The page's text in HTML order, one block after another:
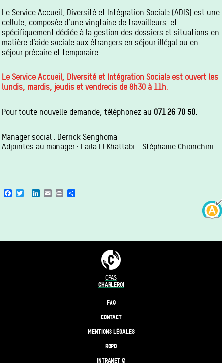
Le Service Accueil, Diversité et Intégration Sociale (ADIS) est une
cellule, composée d’une vingtaine de travailleurs, et
spécifiquement dédiée à la gestion des dossiers et situations en
matière d’aide sociale aux étrangers en séjour illégal ou en
séjour précaire et temporaire.
Le Service Accueil, DIversité et Intégration Sociale est ouvert les
lundis, mardis, jeudis et vendredis de 8h30 à 11h.
Pour toute nouvelle demande, téléphonez au 071 26 70 50.
Manager social : Derrick Senghoma
Adjointes au manager : Laila El Khattabi - Stéphanie Chionchini
Facebook
TwitterLinkedIn
EmailPrint
CPAS
CHARLEROI
FAQ
CONTACT
MENTIONS LÉGALES
RGPD
INTRANET 🔒